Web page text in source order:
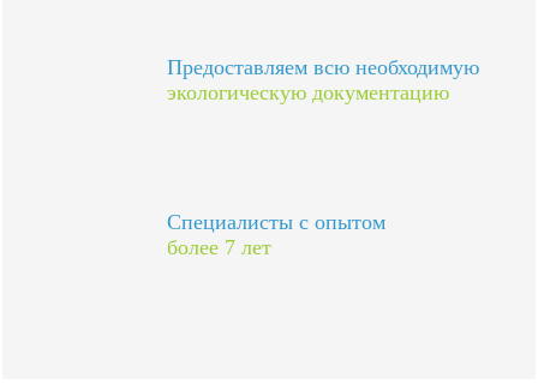
Предоставляем всю необходимую
экологическую документацию
Специалисты с опытом
более 7 лет